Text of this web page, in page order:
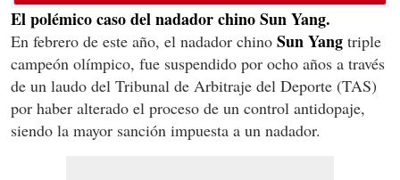
El polémico caso del nadador chino Sun Yang.
En febrero de este año, el nadador chino Sun Yang triple
campeón olímpico, fue suspendido por ocho años a través
de un laudo del Tribunal de Arbitraje del Deporte (TAS)
por haber alterado el proceso de un control antidopaje,
siendo la mayor sanción impuesta a un nadador.